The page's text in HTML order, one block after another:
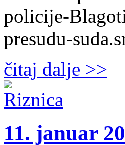
policije-
presudu-
čitaj dalje >>
11. januar